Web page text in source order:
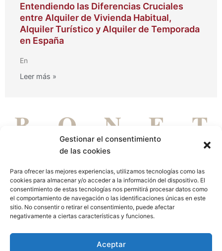
Gestionar el consentimiento
de las cookies
Para ofrecer las mejores experiencias, utilizamos tecnologías como las
cookies para almacenar y/o acceder a la información del dispositivo. El
consentimiento de estas tecnologías nos permitirá procesar datos como
el comportamiento de navegación o las identificaciones únicas en este
sitio. No consentir o retirar el consentimiento, puede afectar
negativamente a ciertas características y funciones.
Aceptar
Entendiendo las Diferencias Cruciales
entre Alquiler de Vivienda Habitual,
Alquiler Turístico y Alquiler de Temporada
en España
En
Leer más »
DE PERSONAS PARA PERSONAS
Aviso legal Política de privacidad Política de cookies